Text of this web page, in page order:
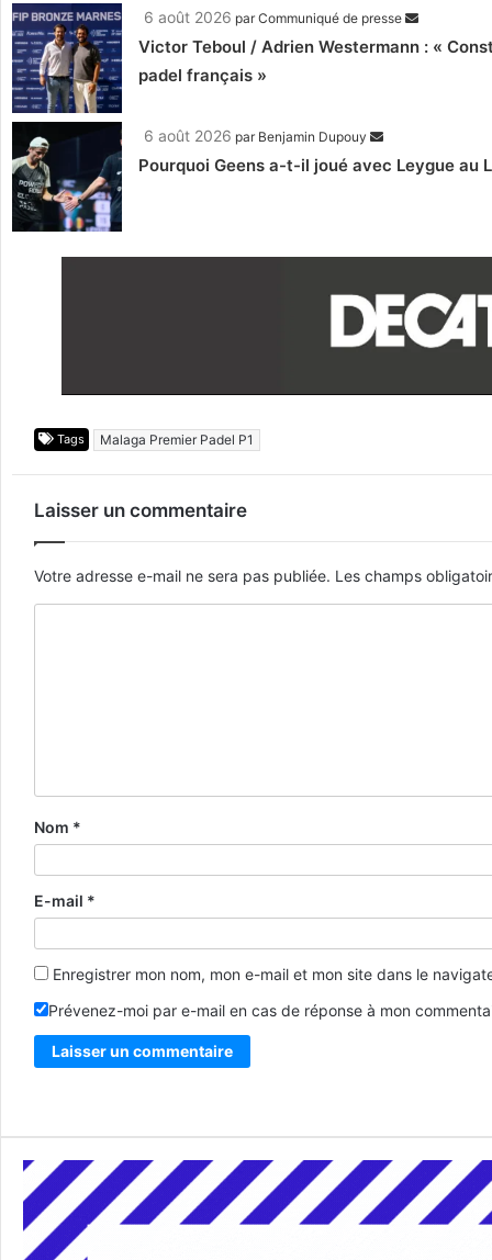
6 août 2026 parCommuniqué de presse
Victor Teboul / Adrien Westermann : «
padel français »
6 août 2026 par Benjamin Dupouy
Pourquoi Geens a-t-il joué avec Leygue au
Tags Malaga Premier Padel P1
Laisser un commentaire
Votre adresse e-mail ne sera pas publiée. Les champs
Nom *
E-mail *
Enregistrer mon nom, mon e-mail et mon site dans le
Prévenez-moi par e-mail en cas de réponse à mon